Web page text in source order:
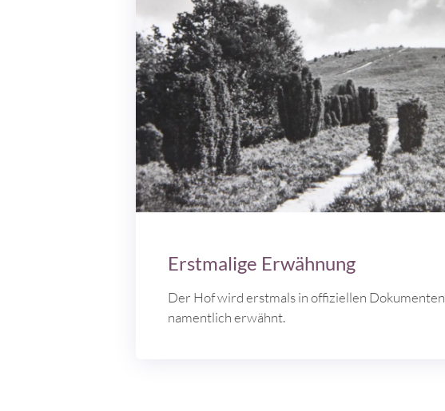
Erstmalige Erwähnung
Der Hof wird erstmals in offiziellen Dokumenten
namentlich erwähnt.